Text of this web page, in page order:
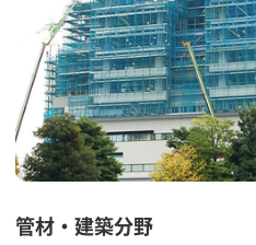
管材・建築分野